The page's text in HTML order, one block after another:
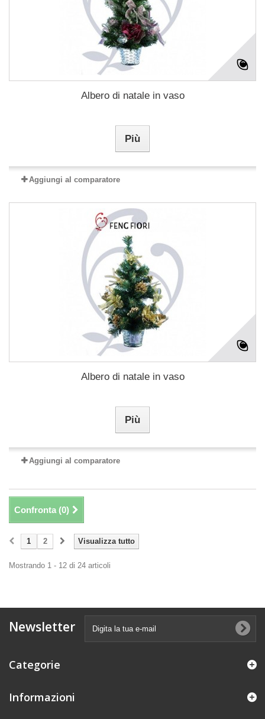
Albero di natale in vaso
Più
Aggiungi al comparatore
Albero di natale in vaso
Più
Aggiungi al comparatore
Confronta (0)
Visualizza tutto
1 2
Mostrando 1 - 12 di 24 articoli
Newsletter
Categorie
Informazioni